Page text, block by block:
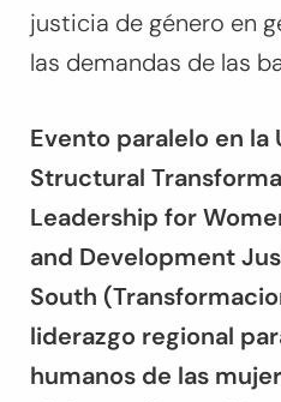
justicia de género en
las demandas de las
Evento paralelo en la
Structural
Leadership for
and Development
South
liderazgo regional
humanos de las